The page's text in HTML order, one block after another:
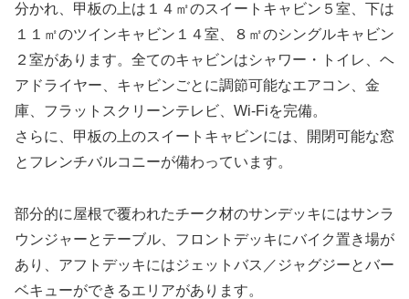
分かれ、甲板の上は１４㎡のスイートキャビン５室、下は
１１㎡のツインキャビン１４室、８㎡のシングルキャビン
２室があります。全てのキャビンはシャワー・トイレ、ヘ
アドライヤー、キャビンごとに調節可能なエアコン、金
庫、フラットスクリーンテレビ、Wi-Fiを完備。
さらに、甲板の上のスイートキャビンには、開閉可能な窓
とフレンチバルコニーが備わっています。
部分的に屋根で覆われたチーク材のサンデッキにはサンラ
ウンジャーとテーブル、フロントデッキにバイク置き場が
あり、アフトデッキにはジェットバス／ジャグジーとバー
ベキューができるエリアがあります。